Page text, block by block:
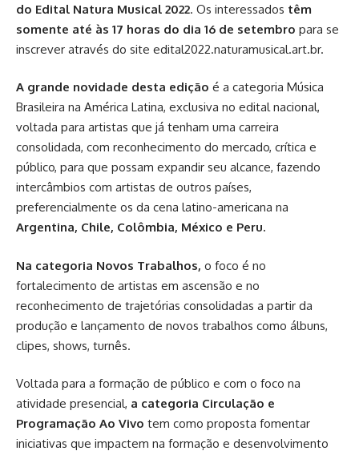
do Edital Natura Musical 2022. Os interessados têm
somente até às 17 horas do dia 16 de setembro para se
inscrever através do site edital2022.naturamusical.art.br.
A grande novidade desta edição é a categoria Música
Brasileira na América Latina, exclusiva no edital nacional,
voltada para artistas que já tenham uma carreira
consolidada, com reconhecimento do mercado, crítica e
público, para que possam expandir seu alcance, fazendo
intercâmbios com artistas de outros países,
preferencialmente os da cena latino-americana na
Argentina, Chile, Colômbia, México e Peru.
Na categoria Novos Trabalhos, o foco é no
fortalecimento de artistas em ascensão e no
reconhecimento de trajetórias consolidadas a partir da
produção e lançamento de novos trabalhos como álbuns,
clipes, shows, turnês.
Voltada para a formação de público e com o foco na
atividade presencial, a categoria Circulação e
Programação Ao Vivo tem como proposta fomentar
iniciativas que impactem na formação e desenvolvimento